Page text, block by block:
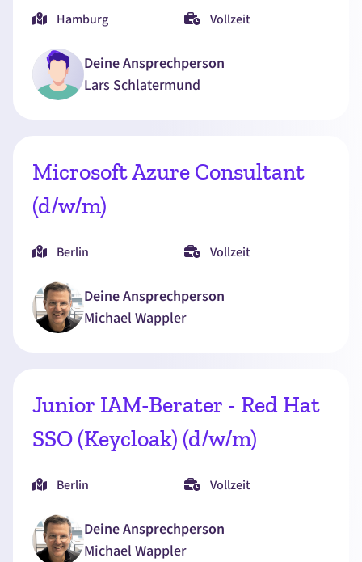
Hamburg Vollzeit
Deine Ansprechperson
Lars Schlatermund
Microsoft Azure Consultant
(d/w/m)
Berlin Vollzeit
Deine Ansprechperson
Michael Wappler
Junior IAM-Berater - Red Hat
SSO (Keycloak) (d/w/m)
Berlin Vollzeit
Deine Ansprechperson
Michael Wappler